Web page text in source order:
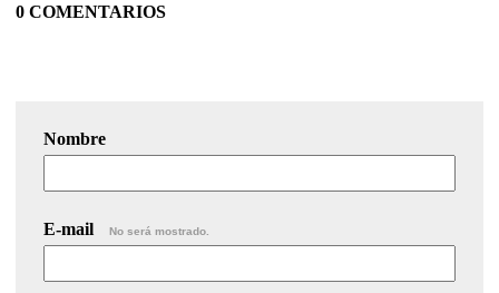
0 COMENTARIOS
Nombre
E-mail No será mostrado.